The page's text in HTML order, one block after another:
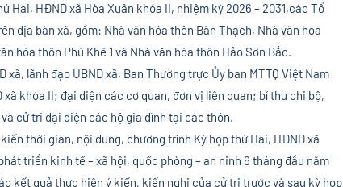
HĐND xã Hòa Xuân khóa II, nhiệm kỳ 2026 – 2031,các Tổ
địa bàn xã, gồm: Nhà văn hóa thôn Bàn Thạch, Nhà văn hóa
hóa thôn Phú Khê 1 và Nhà văn hóa thôn Hảo Sơn Bắc.
lãnh đạo UBND xã, Ban Thường trực Ủy ban MTTQ Việt Nam
khóa II; đại diện các cơ quan, đơn vị liên quan; bí thư chi bộ,
cử tri đại diện các hộ gia đình tại các thôn.
thời gian, nội dung, chương trình Kỳ họp thứ Hai, HĐND xã
triển kinh tế – xã hội, quốc phòng – an ninh 6 tháng đầu năm
kết quả thực hiện ý kiến, kiến nghị của cử tri trước và sau kỳ họp